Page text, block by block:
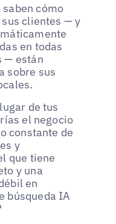
saben cómo
clientes — y
en todas
— están
sobre sus
de tus
el negocio
constante de
y
que tiene
y una
en
búsqueda IA